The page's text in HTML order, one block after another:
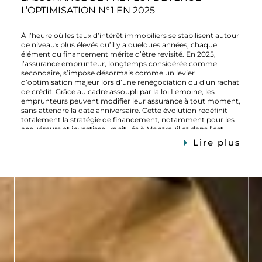
vendeur, éviter les décotes inutiles, et vendre dans des délais
préparation, de clarté et de performance, en tenant compte
des enjeux spécifiques à 2026. Conclusion : Vendre en 2026 ne
s’improvise pas. Dans un marché plus encadré, plus technique
et plus exigeant, l’anticipation devient le premier levier de
réussite pour les propriétaires vendeurs à Montreuil. Préparer
son projet aujourd’hui, c’est se donner les moyens de vendre
sereinement demain.
L’OPTIMISATION N°1 EN 2025
À l’heure où les taux d’intérêt immobiliers se stabilisent autour
de niveaux plus élevés qu’il y a quelques années, chaque
élément du financement mérite d’être revisité. En 2025,
l’assurance emprunteur, longtemps considérée comme
secondaire, s’impose désormais comme un levier
d’optimisation majeur lors d’une renégociation ou d’un rachat
de crédit. Grâce au cadre assoupli par la loi Lemoine, les
emprunteurs peuvent modifier leur assurance à tout moment,
sans attendre la date anniversaire. Cette évolution redéfinit
totalement la stratégie de financement, notamment pour les
acquéreurs et investisseurs situés à Montreuil et dans l’est
parisien. Le contexte 2024-2025 : pourquoi la renégociation
revient au centre Taux d’intérêt et capacité d’emprunt sous
renégociation existent encore, mais elles sont souvent
limitées. Pour de nombreux propriétaires, obtenir une
réduction marquante du taux nominal est devenu plus difficile
qu’auparavant. Cette situation conduit naturellement les
emprunteurs à se tourner vers d’autres leviers d’optimisation.
Et l’assurance de prêt, qui représente une part importante du
coût total du crédit, en fait pleinement partie. Une assurance
qui pèse de plus en plus dans le coût total L’assurance
emprunteur peut représenter plusieurs milliers d’euros sur la
durée d’un crédit immobilier. Lorsque les taux sont élevés,
Lire plus